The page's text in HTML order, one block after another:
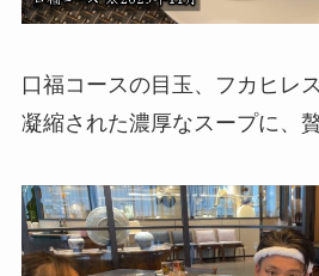
口福コースの目玉、フカヒレ
凝縮された濃厚なスープに、